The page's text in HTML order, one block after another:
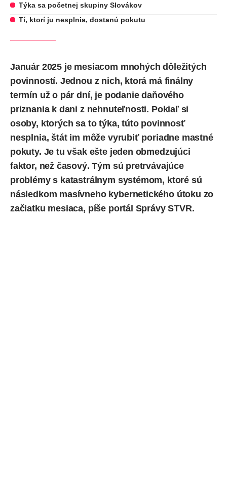
Týka sa početnej skupiny Slovákov
Tí, ktorí ju nesplnia, dostanú pokutu
Január 2025 je mesiacom mnohých dôležitých
povinností. Jednou z nich, ktorá má finálny
termín už o pár dní, je podanie daňového
priznania k dani z nehnuteľnosti. Pokiaľ si
osoby, ktorých sa to týka, túto povinnosť
nesplnia, štát im môže vyrubiť poriadne mastné
pokuty. Je tu však ešte jeden obmedzujúci
faktor, než časový. Tým sú pretrvávajúce
problémy s katastrálnym systémom, ktoré sú
následkom masívneho kybernetického útoku zo
začiatku mesiaca, píše portál Správy STVR.